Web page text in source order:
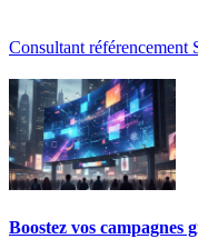
Consultant référencement
Boostez vos